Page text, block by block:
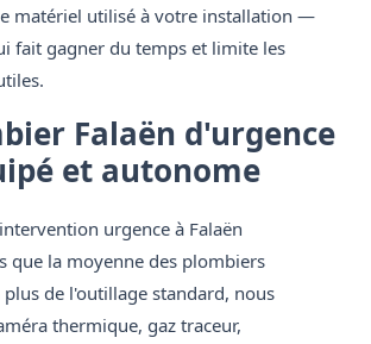
matériel utilisé à votre installation —
fait gagner du temps et limite les
Falaën d'urgence
et autonome
urgence à Falaën
que la moyenne des plombiers
de l'outillage standard, nous
thermique, gaz traceur,